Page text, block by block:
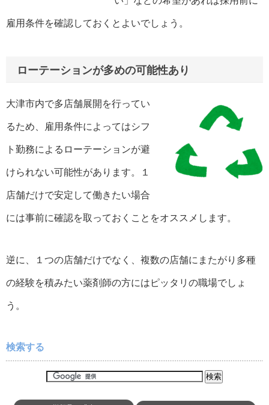
雇用条件を確認しておくとよいでしょう。
ローテーションが多めの可能性あり
大津市内で多店舗展開を行ってい
るため、雇用条件によってはシフ
ト勤務によるローテーションが避
けられない可能性があります。１
店舗だけで安定して働きたい場合
には事前に確認を取っておくことをオススメします。
逆に、１つの店舗だけでなく、複数の店舗にまたがり多種
の経験を積みたい薬剤師の方にはピッタリの職場でしょ
う。
検索する